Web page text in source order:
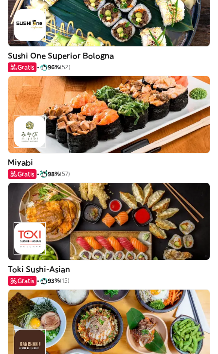
Sushi One Superior Bologna
Gratis 96%(52)
Miyabi
Gratis 98%(57)
Toki Sushi-Asian
Gratis 93%(15)